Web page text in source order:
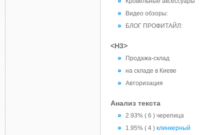
Видео обзоры:
БЛОГ ПРОФИТАЙЛ:
<H3>
Продажа-склад
на складе в Киеве
Авторизация
Анализ текста
2.93% ( 6 ) черепица
1.95% ( 4 ) клинкерный